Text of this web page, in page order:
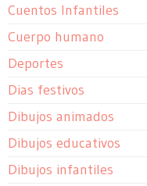
Cuentos Infantiles
Cuerpo humano
Deportes
Dias festivos
Dibujos animados
Dibujos educativos
Dibujos infantiles